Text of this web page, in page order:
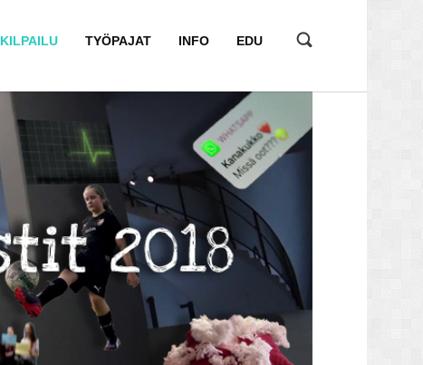
KILPAILU TYÖPAJAT INFO EDU